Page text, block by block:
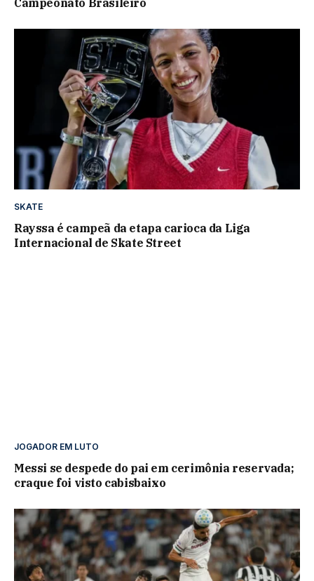
SKATE
Rayssa é campeã da etapa carioca da Liga
Internacional de Skate Street
JOGADOR EM LUTO
Messi se despede do pai em cerimônia reservada;
craque foi visto cabisbaixo